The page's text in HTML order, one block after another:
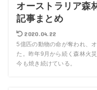
オーストラリア森
記事まとめ
2020.04.22
5億匹の動物の命が奪われ、
た。昨年9月から続く森林火
今も焼き続けている。